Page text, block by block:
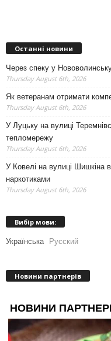
Останні новини
Через спеку у
Thursday August 6th, 2026
Як ветеранам отримати
Thursday August 6th, 2026
У Луцьку на вулиці
тепломережу
Thursday August 6th, 2026
У Ковелі на вулиці Шишкіна
наркотиками
Thursday August 6th, 2026
Вибір мови:
Українська Русский
Новини партнерів